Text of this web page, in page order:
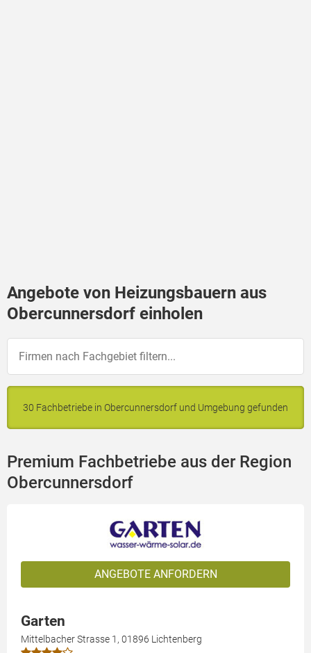
Angebote von Heizungsbauern aus
Obercunnersdorf einholen
30 Fachbetriebe in Obercunnersdorf und Umgebung gefunden
Premium Fachbetriebe aus der Region
Obercunnersdorf
ANGEBOTE ANFORDERN
Garten
Mittelbacher Strasse 1, 01896 Lichtenberg